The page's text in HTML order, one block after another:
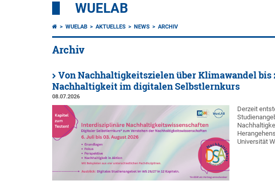
WUELAB
WUELAB AKTUELLES NEWS ARCHIV
Archiv
Von Nachhaltigkeitszielen über Klimawandel bis
Nachhaltigkeit im digitalen Selbstlernkurs
08.07.2026
Derzeit
Universität